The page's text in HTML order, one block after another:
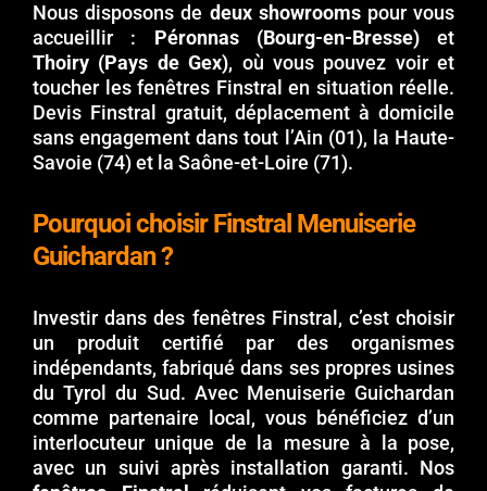
Nous disposons de deux showroomspour vous
accueillir : Péronnas (Bourg-en-Bresse)et
Thoiry (Pays de Gex), où vous pouvez voir et
toucher les fenêtres Finstral en situation réelle.
Devis Finstral gratuit, déplacement à domicile
sans engagement dans tout l’Ain (01), la Haute-
Savoie (74) et la Saône-et-Loire (71).
Pourquoi choisir Finstral Menuiserie
Guichardan ?
Investir dans des fenêtres Finstral, c’est choisir
un produit certifié par des organismes
indépendants, fabriqué dans ses propres usines
du Tyrol du Sud. Avec Menuiserie Guichardan
comme partenaire local, vous bénéficiez d’un
interlocuteur unique de la mesure à la pose,
avec un suivi après installation garanti. Nos